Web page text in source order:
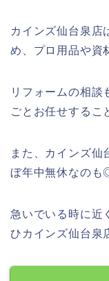
カインズ仙台泉店
め、プロ用品や資
リフォームの相談
ごとお任せするこ
また、カインズ仙
ぼ年中無休なのも
急いでいる時に近
ひカインズ仙台泉